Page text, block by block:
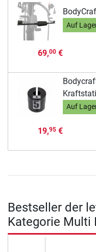
Auf
69,00€
Auf
19,95€
Bestseller der
Kategorie Multi